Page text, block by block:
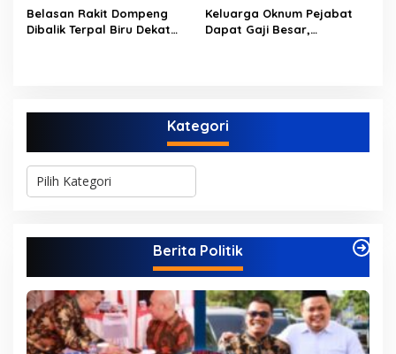
Belasan Rakit Dompeng
Dibalik Terpal Biru Dekat
Keluarga Oknum Pejabat
Dapat Gaji Besar,
Kategori
K
g
Berita Politik